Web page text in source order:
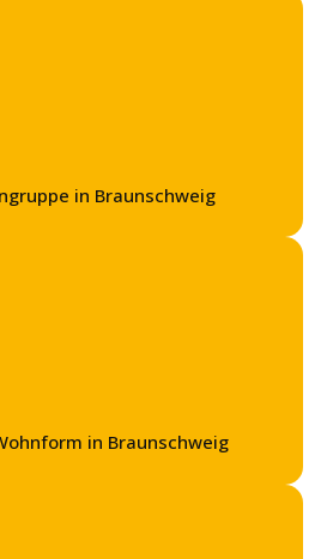
in Braunschweig
in Braunschweig